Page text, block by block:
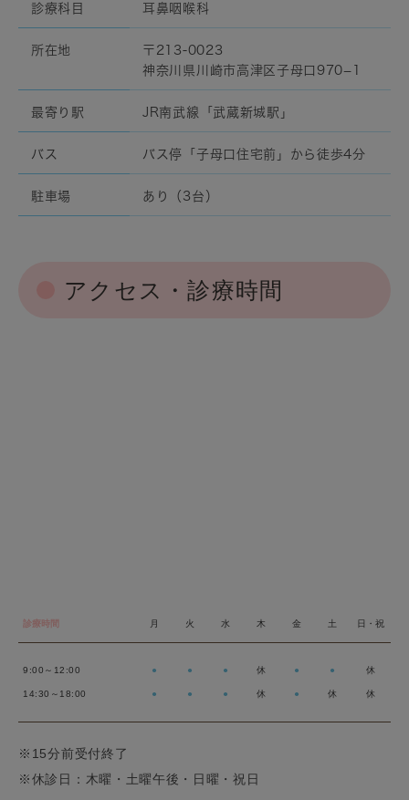
診療科目 耳鼻咽喉科
所在地
〒213-0023
神奈川県川崎市高津区子母口970−1
最寄り駅 JR南武線「武蔵新城駅」
バス バス停「子母口住宅前」から徒歩4分
駐車場 あり（3台）
アクセス・診療時間
診療時間 月 火 水 木 金 土 日・祝
9:00～12:00 ● ● ● 休 ● ● 休
14:30～18:00 ● ● ● 休 ● 休 休
※15分前受付終了
※休診日：木曜・土曜午後・日曜・祝日